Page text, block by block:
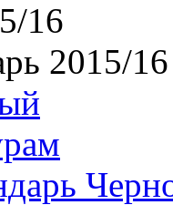
16
2015/16